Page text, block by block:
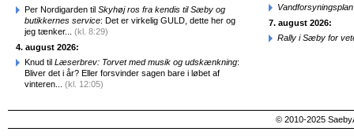
Per Nordigarden til Skyhøj ros fra kendis til Sæby og
butikkernes service: Det er virkelig GULD, dette her og
jeg tænker... (kl. 8:29)
4. august 2026:
Knud til Læserbrev: Torvet med musik og udskænkning:
Bliver det i år? Eller forsvinder sagen bare i løbet af
vinteren... (kl. 12:05)
7. august 2026:
Rally i Sæby for
© 2010-2025